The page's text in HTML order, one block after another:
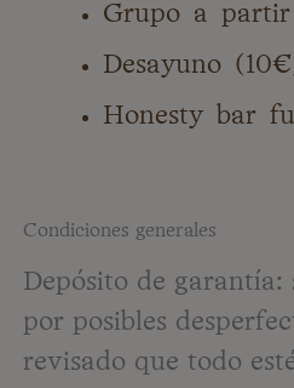
Grupo a
Desayuno
Honesty bar
Condiciones generales
Depósito de
por posibles
revisado que todo